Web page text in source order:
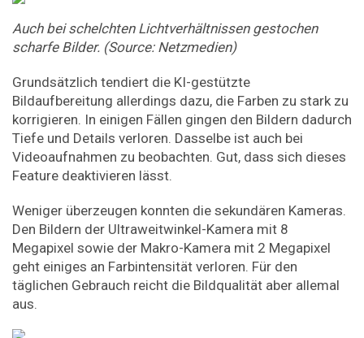
Auch bei schelchten Lichtverhältnissen gestochen
scharfe Bilder. (Source: Netzmedien)
Grundsätzlich tendiert die KI-gestützte
Bildaufbereitung allerdings dazu, die Farben zu stark zu
korrigieren. In einigen Fällen gingen den Bildern dadurch
Tiefe und Details verloren. Dasselbe ist auch bei
Videoaufnahmen zu beobachten. Gut, dass sich dieses
Feature deaktivieren lässt.
Weniger überzeugen konnten die sekundären Kameras.
Den Bildern der Ultraweitwinkel-Kamera mit 8
Megapixel sowie der Makro-Kamera mit 2 Megapixel
geht einiges an Farbintensität verloren. Für den
täglichen Gebrauch reicht die Bildqualität aber allemal
aus.